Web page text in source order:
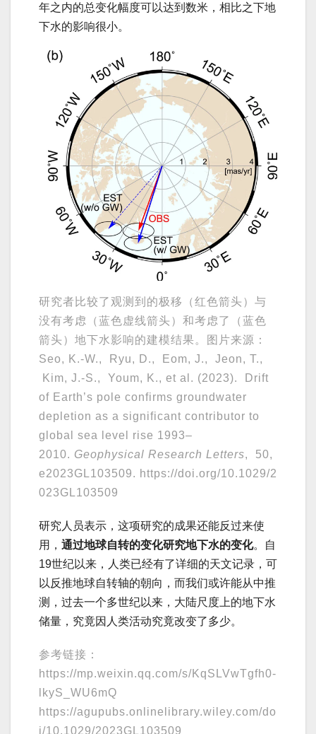
年之内的总变化幅度可以达到数米，相比之下地
下水的影响很小。
研究者比较了观测到的极移（红色箭头）与
没有考虑（蓝色虚线箭头）和考虑了（蓝色
箭头）地下水影响的建模结果。图片来源：
Seo, K.-W., Ryu, D., Eom, J., Jeon, T.,
Kim, J.-S., Youm, K., et al. (2023). Drift
of Earth’s pole confirms groundwater
depletion as a significant contributor to
global sea level rise 1993–
2010. Geophysical Research Letters, 50,
e2023GL103509. https://doi.org/10.1029/2
023GL103509
研究人员表示，这项研究的成果还能反过来使
用， 通过地球自转的变化研究地下水的变化。自
19世纪以来，人类已经有了详细的天文记录，可
以反推地球自转轴的朝向，而我们或许能从中推
测，过去一个多世纪以来，大陆尺度上的地下水
储量，究竟因人类活动究竟改变了多少。
参考链接：
https://mp.weixin.qq.com/s/KqSLVwTgfh0-
lkyS_WU6mQ
https://agupubs.onlinelibrary.wiley.com/do
i/10.1029/2023GL103509